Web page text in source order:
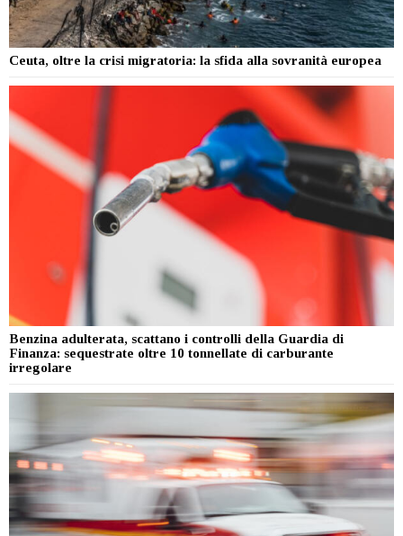
Ceuta, oltre la crisi migratoria: la sfida alla sovranità europea
Benzina adulterata, scattano i controlli della Guardia di
Finanza: sequestrate oltre 10 tonnellate di carburante
irregolare